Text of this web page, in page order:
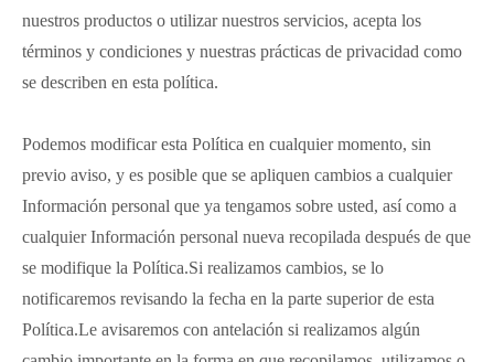
nuestros productos o utilizar nuestros servicios, acepta los
términos y condiciones y nuestras prácticas de privacidad como
se describen en esta política.
Podemos modificar esta Política en cualquier momento, sin
previo aviso, y es posible que se apliquen cambios a cualquier
Información personal que ya tengamos sobre usted, así como a
cualquier Información personal nueva recopilada después de que
se modifique la Política.Si realizamos cambios, se lo
notificaremos revisando la fecha en la parte superior de esta
Política.Le avisaremos con antelación si realizamos algún